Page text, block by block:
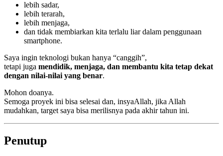
lebih sadar,
lebih terarah,
lebih menjaga,
dan tidak membiarkan kita terlalu liar dalam penggunaan
smartphone.
Saya ingin teknologi bukan hanya “canggih”,
tetapi juga mendidik, menjaga, dan membantu kita tetap dekat
dengan nilai-nilai yang benar.
Mohon doanya.
Semoga proyek ini bisa selesai dan, insyaAllah, jika Allah
mudahkan, target saya bisa merilisnya pada akhir tahun ini.
Penutup